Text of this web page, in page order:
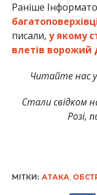
Раніше
писали, у якому
влетів ворожий
Читайте нас у
Стали свідком
Розі,
МІТКИ: АТАКА,